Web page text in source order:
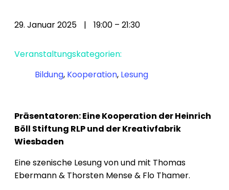
29. Januar 2025 | 19:00 – 21:30
Veranstaltungskategorien:
Bildung, Kooperation, Lesung
Präsentatoren: Eine Kooperation der Heinrich
Böll Stiftung RLP und der Kreativfabrik
Wiesbaden
Eine szenische Lesung von und mit Thomas
Ebermann & Thorsten Mense & Flo Thamer.